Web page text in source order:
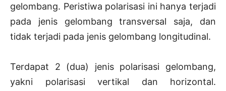
gelombang. Peristiwa polarisasi ini hanya terjadi
pada jenis gelombang transversal saja, dan
tidak terjadi pada jenis gelombang longitudinal.
Terdapat 2 (dua) jenis polarisasi gelombang,
yakni polarisasi vertikal dan horizontal.